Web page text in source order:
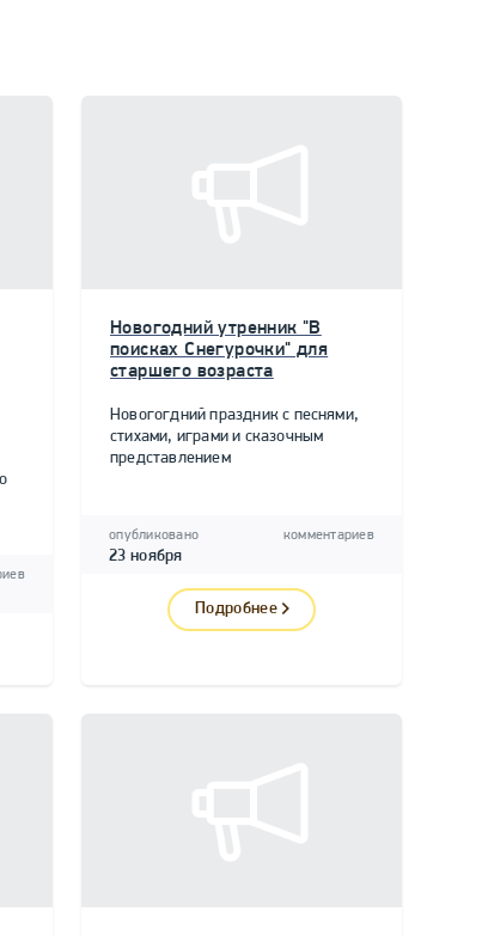
Новогодний утренник "В
поисках Снегурочки" для
старшего возраста
Новогогдний праздник с песнями,
стихами, играми и сказочным
представлением
опубликовано
23 ноября
комментариев
Подробнее